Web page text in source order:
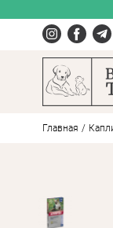
Главная